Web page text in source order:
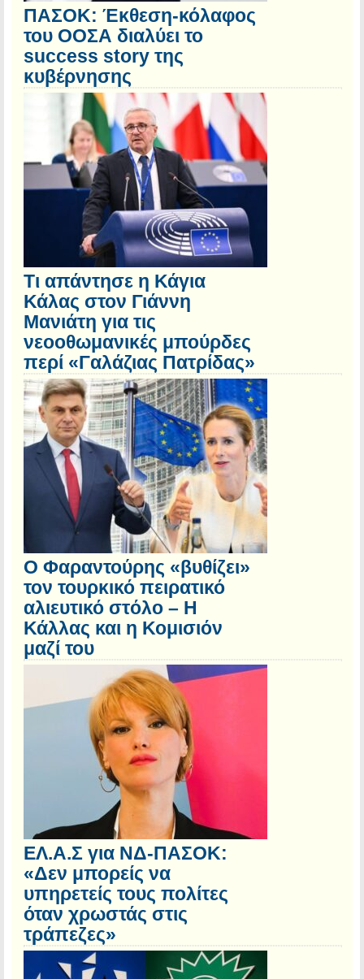
ΠΑΣΟΚ: Έκθεση-κόλαφος
του ΟΟΣΑ διαλύει το
success story της
κυβέρνησης
Τι απάντησε η Κάγια
Κάλας στον Γιάννη
Μανιάτη για τις
νεοοθωμανικές μπούρδες
περί «Γαλάζιας Πατρίδας»
Ο Φαραντούρης «βυθίζει»
τον τουρκικό πειρατικό
αλιευτικό στόλο – Η
Κάλλας και η Κομισιόν
μαζί του
ΕΛ.Α.Σ για ΝΔ-ΠΑΣΟΚ:
«Δεν μπορείς να
υπηρετείς τους πολίτες
όταν χρωστάς στις
τράπεζες»